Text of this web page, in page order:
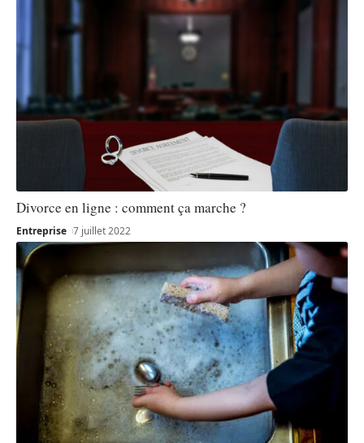
Divorce en ligne : comment ça marche ?
Entreprise 7 juillet 2022